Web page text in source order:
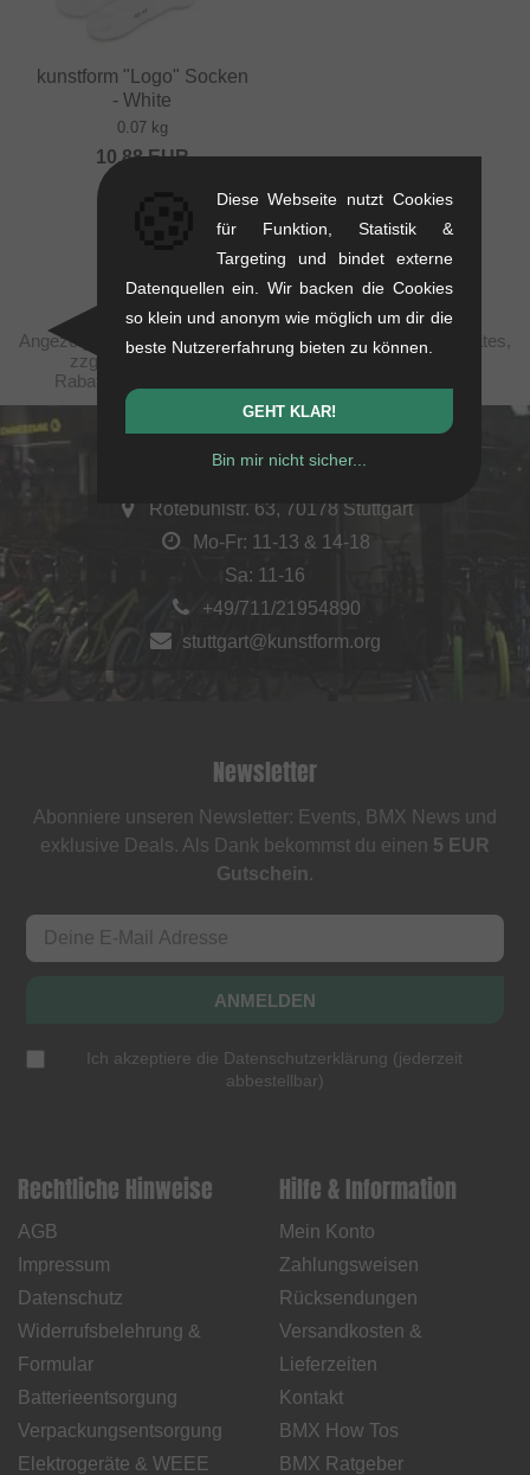
kunstform "Logo" Socken
- White
0.07 kg
10.88EUR
Angezeigte Preise verstehen sich steuerfrei nach United States,
zzgl. Versandkosten. Durchgestrichene Preise (bei
Rabattierungen) entsprechen der UVP des Herstellers.
kunstform Stuttgart
Rotebühlstr. 63, 70178 Stuttgart
Mo-Fr: 11-13 & 14-18
Sa: 11-16
+49/711/21954890
stuttgart@kunstform.org
Newsletter
Abonniere unseren Newsletter: Events, BMX News und
exklusive Deals. Als Dank bekommst du einen 5 EUR
Gutschein.
ANMELDEN
Ich akzeptiere die Datenschutzerklärung (jederzeit
abbestellbar)
Rechtliche Hinweise
AGB
Impressum
Datenschutz
Widerrufsbelehrung &
Formular
Batterieentsorgung
Verpackungsentsorgung
Elektrogeräte & WEEE
Hilfe & Information
Mein Konto
Zahlungsweisen
Rücksendungen
Versandkosten &
Lieferzeiten
Kontakt
BMX How Tos
BMX Ratgeber
Diese Webseite nutzt Cookies
für Funktion, Statistik &
Targeting und bindet externe
Datenquellen ein. Wir backen die Cookies
so klein und anonym wie möglich um dir die
beste Nutzererfahrung bieten zu können.
GEHT KLAR!
Bin mir nicht sicher...